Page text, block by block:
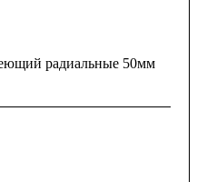
радиальные 50мм